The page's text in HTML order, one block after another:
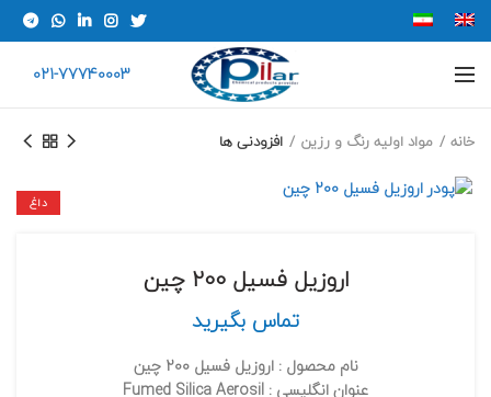
021-77740003
خانه مواد اولیه رنگ و رزین افزودنی ها
داغ
اروزیل فسیل 200 چین
تماس بگیرید
نام محصول :اروزيل فسیل 200 چين
عنوان انگلیسی : Fumed Silica Aerosil